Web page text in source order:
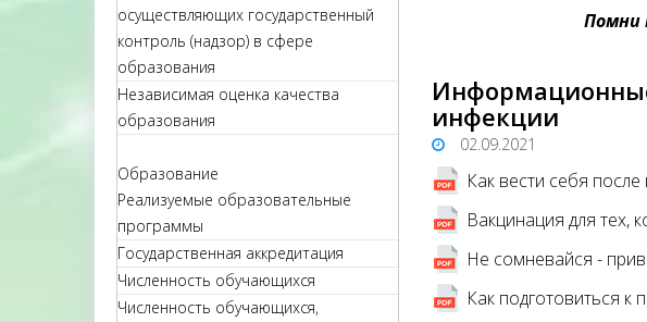
осуществляющих государственный
контроль (надзор) в сфере
образования
Независимая оценка качества
образования
Образование
Реализуемые образовательные
программы
Государственная аккредитация
Численность обучающихся
Численность обучающихся,
Помни
инфекции
02.09.2021
Как вести себя
Вакцинация для тех,
Не сомневайся -
Как подготовиться к